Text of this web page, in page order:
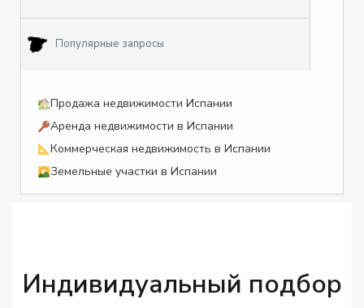
Популярные запросы
Продажа недвижимости Испании
Аренда недвижимости в Испании
Коммерческая недвижимость в Испании
Земельные участки в Испании
Индивидуальный подбор